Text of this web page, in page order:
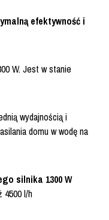
efektywność i
W. Jest w stanie
wydajnością i
domu w wodę na
silnika 1300 W
4500 l/h